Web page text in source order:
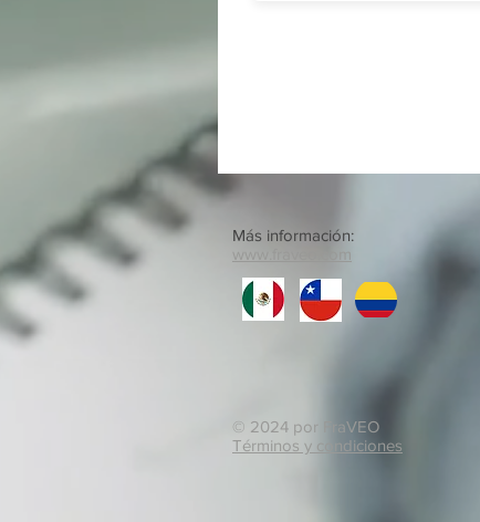
Más información:
www.fraveo.com
© 2024 por FraVEO
Términos y condiciones